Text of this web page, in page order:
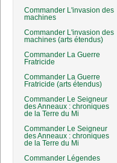
Commander L'invasion des
machines
Commander L'invasion des
machines (arts étendus)
Commander La Guerre
Fratricide
Commander La Guerre
Fratricide (arts étendus)
Commander Le Seigneur
des Anneaux : chroniques
de la Terre du Mi
Commander Le Seigneur
des Anneaux : chroniques
de la Terre du Mi
Commander Légendes